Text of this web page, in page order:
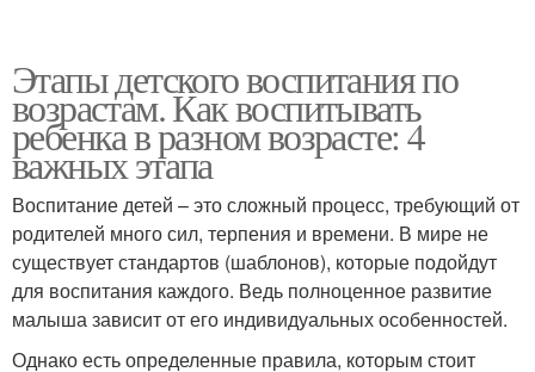
Этапы детского воспитания по
возрастам. Как воспитывать
ребенка в разном возрасте: 4
важных этапа
Воспитание детей – это сложный процесс, требующий от
родителей много сил, терпения и времени. В мире не
существует стандартов (шаблонов), которые подойдут
для воспитания каждого. Ведь полноценное развитие
малыша зависит от его индивидуальных особенностей.
Однако есть определенные правила, которым стоит